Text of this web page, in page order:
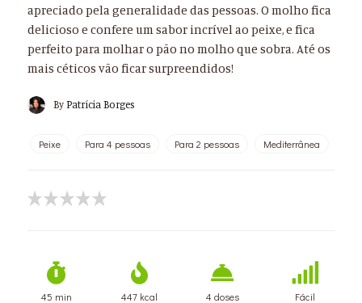
apreciado pela generalidade das pessoas. O molho fica
delicioso e confere um sabor incrível ao peixe, e fica
perfeito para molhar o pão no molho que sobra. Até os
mais céticos vão ficar surpreendidos!
By Patrícia Borges
Peixe Para 4 pessoas Para 2 pessoas Mediterrânea
45 min 447 kcal 4 doses Fácil